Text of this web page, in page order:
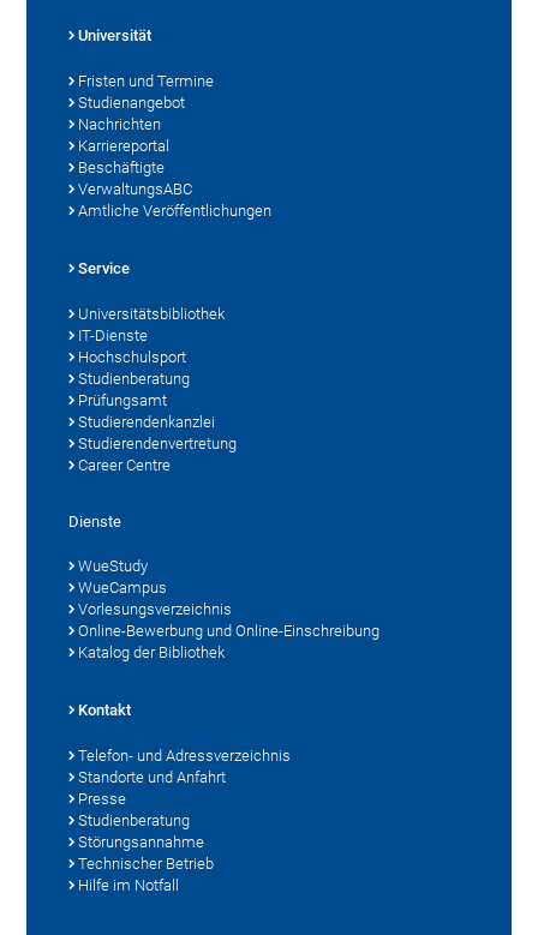
Universität
Fristen und Termine
Studienangebot
Nachrichten
Karriereportal
Beschäftigte
VerwaltungsABC
Amtliche Veröffentlichungen
Service
Universitätsbibliothek
IT-Dienste
Hochschulsport
Studienberatung
Prüfungsamt
Studierendenkanzlei
Studierendenvertretung
Career Centre
Dienste
WueStudy
WueCampus
Vorlesungsverzeichnis
Online-Bewerbung und Online-Einschreibung
Katalog der Bibliothek
Kontakt
Telefon- und Adressverzeichnis
Standorte und Anfahrt
Presse
Studienberatung
Störungsannahme
Technischer Betrieb
Hilfe im Notfall